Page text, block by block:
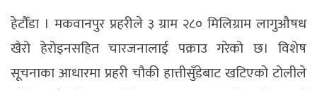
हेटाैँडा । मकवानपुर प्रहरीले ३ ग्राम २८० मिलिग्राम लागुऔषध
खैरो हेरोइनसहित चारजनालाई पक्राउ गरेको छ। विशेष
सूचनाका आधारमा प्रहरी चौकी हात्तीसुँडेबाट खटिएको टोलीले